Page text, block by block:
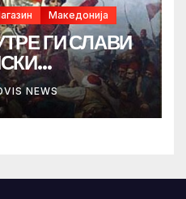
Македонија
ГИ СЛАВИ
NEWS